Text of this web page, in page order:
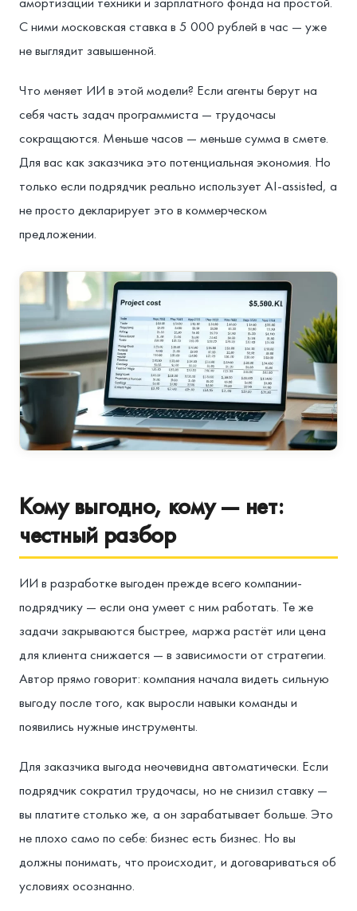
С ними московская ставка в 5 000 рублей в час — уже
не выглядит завышенной.
Что меняет ИИ в этой модели? Если агенты берут на
себя часть задач программиста — трудочасы
сокращаются. Меньше часов — меньше сумма в смете.
Для вас как заказчика это потенциальная экономия. Но
только если подрядчик реально использует AI-assisted, а
не просто декларирует это в коммерческом
предложении.
Кому выгодно, кому — нет:
честный разбор
ИИ в разработке выгоден прежде всего компании-
подрядчику — если она умеет с ним работать. Те же
задачи закрываются быстрее, маржа растёт или цена
для клиента снижается — в зависимости от стратегии.
Автор прямо говорит: компания начала видеть сильную
выгоду после того, как выросли навыки команды и
появились нужные инструменты.
Для заказчика выгода неочевидна автоматически. Если
подрядчик сократил трудочасы, но не снизил ставку —
вы платите столько же, а он зарабатывает больше. Это
не плохо само по себе: бизнес есть бизнес. Но вы
должны понимать, что происходит, и договариваться об
условиях осознанно.